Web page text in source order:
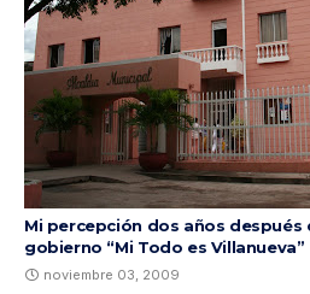
Mi percepción dos años después
gobierno “Mi Todo es Villanueva”
noviembre 03, 2009